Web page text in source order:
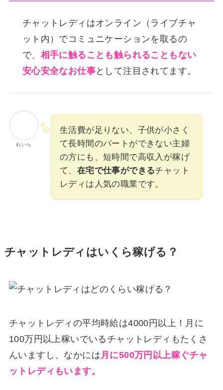
チャットレディはオンライン（ライブチャ
ット内）でコミュニケーションを取るの
で、 相手に触ることも触られることもない
安心安全なお仕事として注目されてます。
れいら
生活費が足りない、子供が小さく
て長時間のパートができない主婦
の方にも、短時間で高収入が稼げ
て、 在宅で仕事ができるチャット
レディは人気の職業です。
チャットレディはいくら稼げる？
チャットレディの平均時給は4000円以上！月に
100万円以上稼いでいるチャットレディもたくさ
んいますし、なかには 月に500万円以上稼ぐチャ
ットレディもいます。